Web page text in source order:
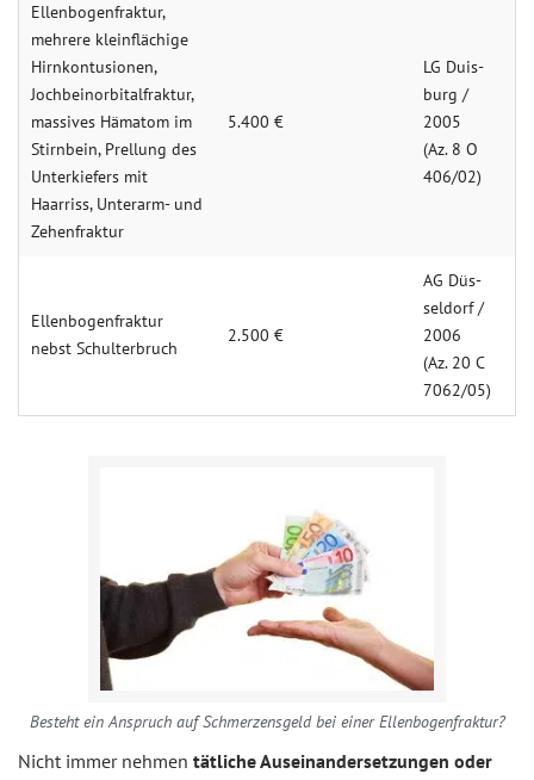
Ellenbogen­fraktur,
mehrere kleinflächige
Hirn­kontusionen,
Jochbein­orbitalfraktur,
massives Hämatom im
Stirnbein, Prellung des
Unterkiefers mit
Haarriss, Unterarm- und
Zehenfraktur
5.400 €
LG Duis­
burg /
2005
(Az. 8 O
406/02)
Ellenbogen­fraktur
nebst Schulterbruch
2.500 €
AG Düs­
seldorf /
2006
(Az. 20 C
7062/05)
Besteht ein Anspruch auf Schmerzensgeld bei einer Ellenbogenfraktur?
Nicht immer nehmen tätliche Auseinandersetzungen oder